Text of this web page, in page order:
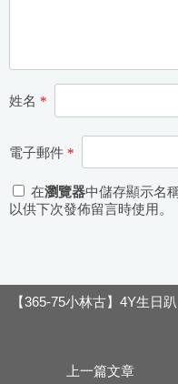
姓名 *
電子郵件 *
在瀏覽器中儲存顯示名
以供下次發佈留言時使用。
【365-75小林古】4Y生日趴
上一篇文章